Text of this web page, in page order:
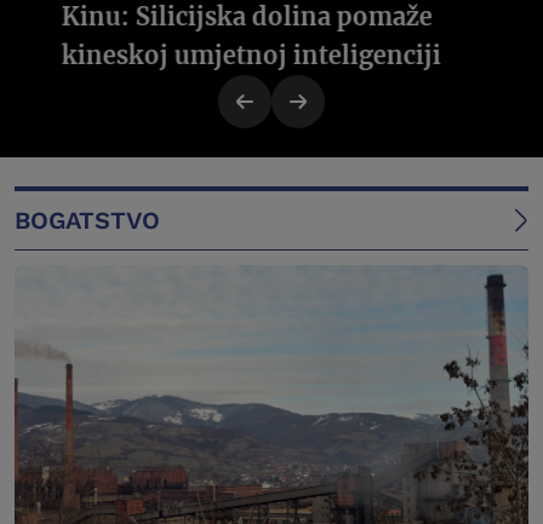
Kinu: Silicijska dolina pomaže
kineskoj umjetnoj inteligenciji
BOGATSTVO